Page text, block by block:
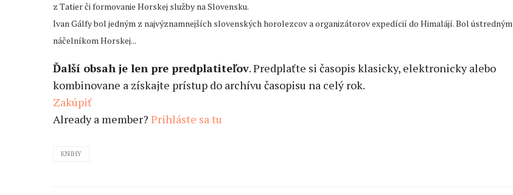
z Tatier či formovanie Horskej služby na Slovensku.
Ivan Gálfy bol jedným z najvýznamnejších slovenských horolezcov a organizátorov expedícií do Himalájí. Bol ústredným
náčelníkom Horskej...
Ďalší obsah je len pre predplatiteľov. Predplaťte si časopis klasicky, elektronicky alebo
kombinovane a získajte prístup do archívu časopisu na celý rok.
Zakúpiť
Already a member? Prihláste sa tu
KNIHY